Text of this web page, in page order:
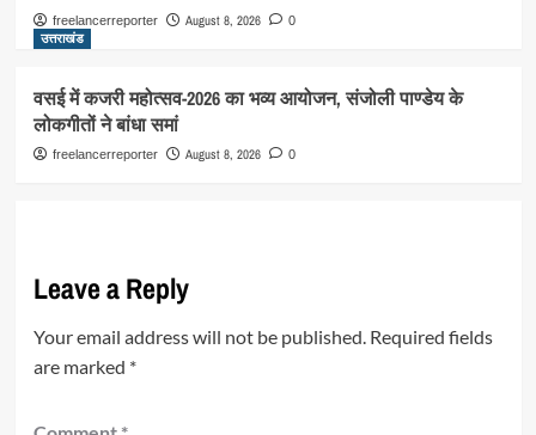
freelancerreporter August 8, 2026 0
उत्तराखंड
वसई में कजरी महोत्सव-2026 का भव्य आयोजन, संजोली पाण्डेय के
लोकगीतों ने बांधा समां
freelancerreporter August 8, 2026 0
Leave a Reply
Your email address will not be published. Required fields
are marked *